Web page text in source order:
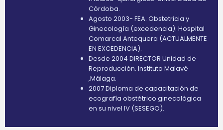
Córdoba.
Agosto 2003- FEA. Obstetricia y
Ginecología (excedencia). Hospital
Comarcal Antequera (ACTUALMENTE
EN EXCEDENCIA).
Desde 2004 DIRECTOR Unidad de
Reproducción. Instituto Malavé
,Málaga.
2007 Diploma de capacitación de
ecografía obstétrico ginecológica
en su nivel IV (SESEGO).